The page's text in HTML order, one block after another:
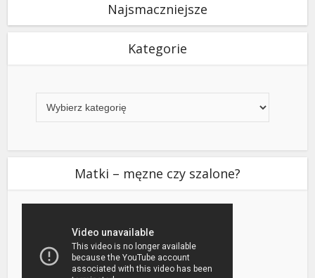
Najsmaczniejsze
Kategorie
Matki – męzne czy szalone?